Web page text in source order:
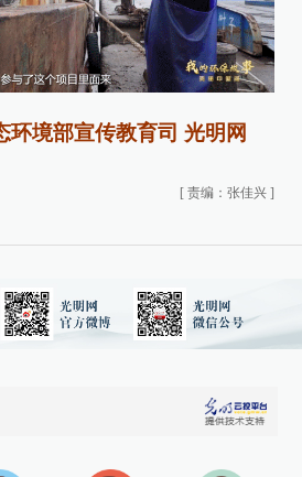
环境部宣传教育司 光明网
[ 责编：张佳兴 ]